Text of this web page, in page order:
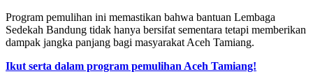
Program pemulihan ini memastikan bahwa bantuan Lembaga
Sedekah Bandung tidak hanya bersifat sementara tetapi memberikan
dampak jangka panjang bagi masyarakat Aceh Tamiang.
Ikut serta dalam program pemulihan Aceh Tamiang!